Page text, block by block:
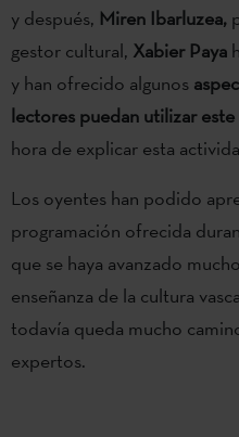
y después, Miren Ibarluzea,
gestor cultural, Xabier Paya
y han ofrecido algunos
lectores puedan utilizar
hora de explicar esta
Los oyentes han podido
programación ofrecida
que se haya avanzado
enseñanza de la cultura
todavía queda mucho
expertos.